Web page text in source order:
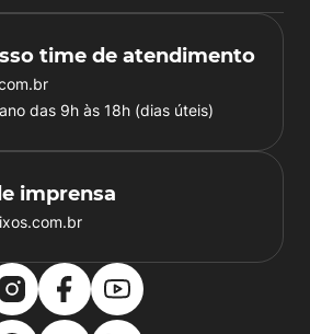
time de atendimento
das 9h às 18h (dias úteis)
imprensa